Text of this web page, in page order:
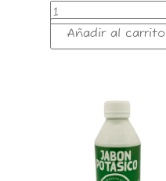
Añadir al carrito
CULTIVATE
cantidad